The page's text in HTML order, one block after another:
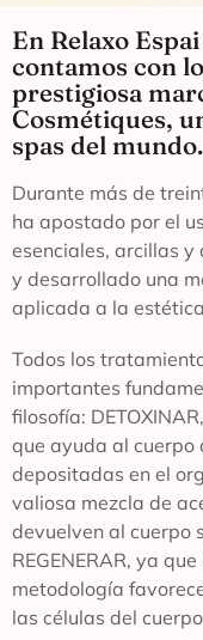
En Relaxo
contamos con
prestigiosa
Cosmétiques,
spas del mundo.
Durante más de
ha apostado por el
esenciales, arcillas
y desarrollado una
aplicada a la
Todos los
importantes
filosofía:
que ayuda al cuerpo
depositadas en el
valiosa mezcla de
devuelven al cuerpo
REGENERAR, ya
metodología
las células del